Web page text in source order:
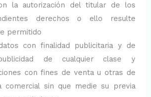
la autorización del titular de los
derechos o ello resulte
permitido
con finalidad publicitaria y de
de cualquier clase y
con fines de venta u otras de
comercial sin que medie su previa